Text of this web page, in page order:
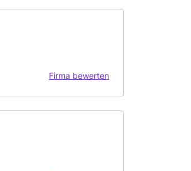
Firma bewerten